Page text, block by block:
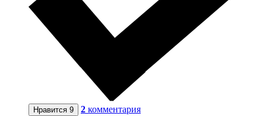
Нравится 9 2 комментария